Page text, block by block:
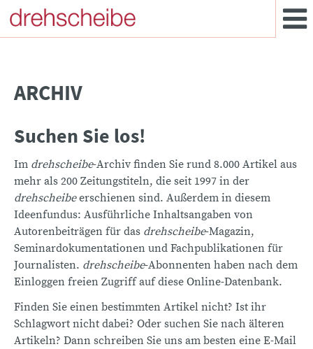
ARCHIV
Suchen Sie los!
Im drehscheibe-Archiv finden Sie rund 8.000 Artikel aus
mehr als 200 Zeitungstiteln, die seit 1997 in der
drehscheibeerschienen sind. Außerdem in diesem
Ideenfundus: Ausführliche Inhaltsangaben von
Autorenbeiträgen für das drehscheibe-Magazin,
Seminardokumentationen und Fachpublikationen für
Journalisten. drehscheibe-Abonnenten haben nach dem
Einloggen freien Zugriff auf diese Online-Datenbank.
Finden Sie einen bestimmten Artikel nicht? Ist ihr
Schlagwort nicht dabei? Oder suchen Sie nach älteren
Artikeln? Dann schreiben Sie uns am besten eine E-Mail